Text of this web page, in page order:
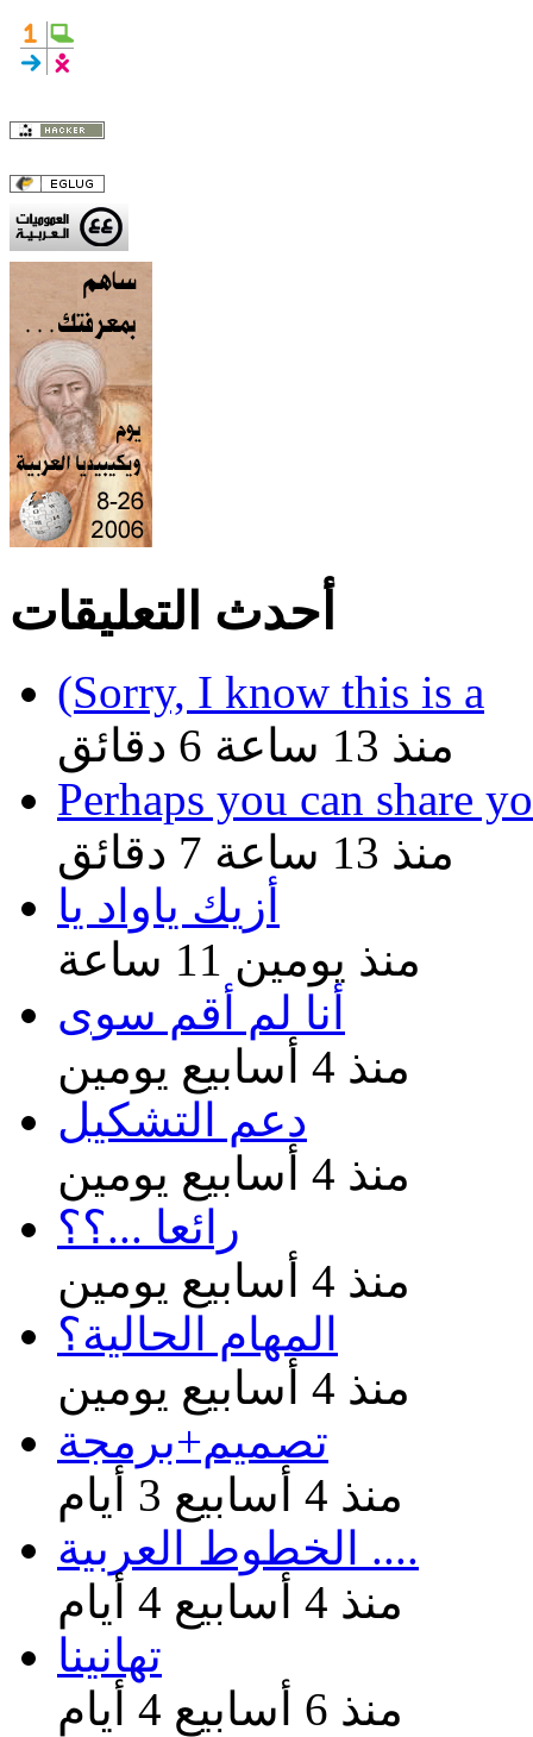
أحدث التعليقات
(Sorry, I know this is a
منذ 13 ساعة 6 دقائق
Perhaps you can share
منذ 13 ساعة 7 دقائق
أزيك ياواد يا
منذ يومين 11 ساعة
أنا لم أقم سوى
منذ 4 أسابيع يومين
دعم التشكيل
منذ 4 أسابيع يومين
رائعا ...؟؟
منذ 4 أسابيع يومين
المهام الحالية؟
منذ 4 أسابيع يومين
تصميم+برمجة
منذ 4 أسابيع 3 أيام
الخطوط العربية ....
منذ 4 أسابيع 4 أيام
تهانينا
منذ 6 أسابيع 4 أيام